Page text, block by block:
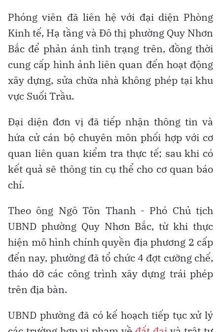
Phóng viên đã liên hệ với đại diện Phòng
Kinh tế, Hạ tầng và Đô thị phường Quy Nhơn
Bắc để phản ánh tình trạng trên, đồng thời
cung cấp hình ảnh liên quan đến hoạt động
xây dựng, sửa chữa nhà không phép tại khu
vực Suối Trầu.
Đại diện đơn vị đã tiếp nhận thông tin và
hứa cử cán bộ chuyên môn phối hợp với cơ
quan liên quan kiểm tra thực tế; sau khi có
kết quả sẽ thông tin cụ thể cho cơ quan báo
chí.
Theo ông Ngô Tôn Thanh - Phó Chủ tịch
UBND phường Quy Nhơn Bắc, từ khi thực
hiện mô hình chính quyền địa phương 2 cấp
đến nay, phường đã tổ chức 4 đợt cưỡng chế,
tháo dỡ các công trình xây dựng trái phép
trên địa bàn.
UBND phường đã có kế hoạch tiếp tục xử lý